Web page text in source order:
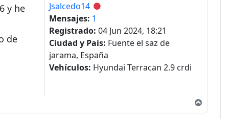
Jsalcedo14 Desconectado
Mensajes: 1
Registrado: 04 Jun 2024, 18:21
Ciudad y Pais: Fuente el saz de
jarama, España
Vehículos: Hyundai Terracan 2.9 crdi
y he
de